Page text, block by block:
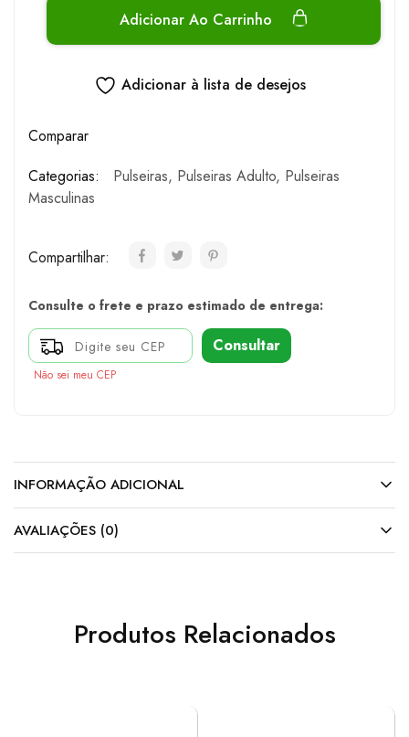
Adicionar Ao Carrinho
Adicionar à lista de desejos
Comparar
Categorias:
Pulseiras, Pulseiras Adulto, Pulseiras
Masculinas
Compartilhar:
Consulte o frete e prazo estimado de entrega:
Consultar
Não sei meu CEP
INFORMAÇÃO ADICIONAL
AVALIAÇÕES (0)
Produtos Relacionados